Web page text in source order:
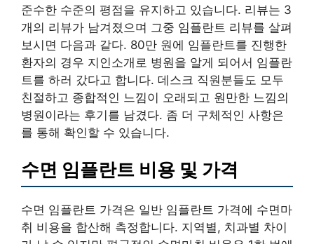
준수한 수준의 평점을 유지하고 있습니다. 리뷰는 3
개의 리뷰가 남겨졌으며 그중 임플란트 리뷰를 살펴
보시면 다음과 같다. 80만 원에 임플란트를 진행한
환자의 경우 지인소개로 병원을 알게 되어서 임플란
트를 하러 갔다고 합니다. 데스크 직원분들도 모두
친절하고 종합적인 느낌이 오래되고 원만한 느낌의
병원이라는 후기를 남겼다. 좀 더 구체적인 사항은
를 통해 확인할 수 있습니다.
수면 임플란트 비용 및 가격
수면 임플란트 가격은 일반 임플란트 가격에 수면마
취 비용을 합산해 측정합니다. 지역별, 치과별 차이